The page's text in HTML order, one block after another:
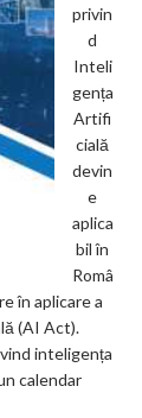
privin
d
Inteli
gența
Artifi
cială
devin
e
aplica
bil în
Româ
în aplicare a
(AI Act).
inteligența
calendar